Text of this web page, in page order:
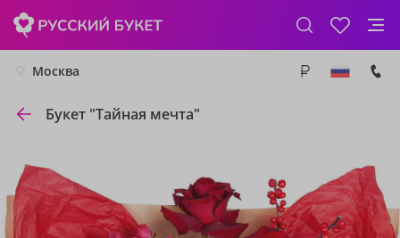
Москва
Букет "Тайная мечта"